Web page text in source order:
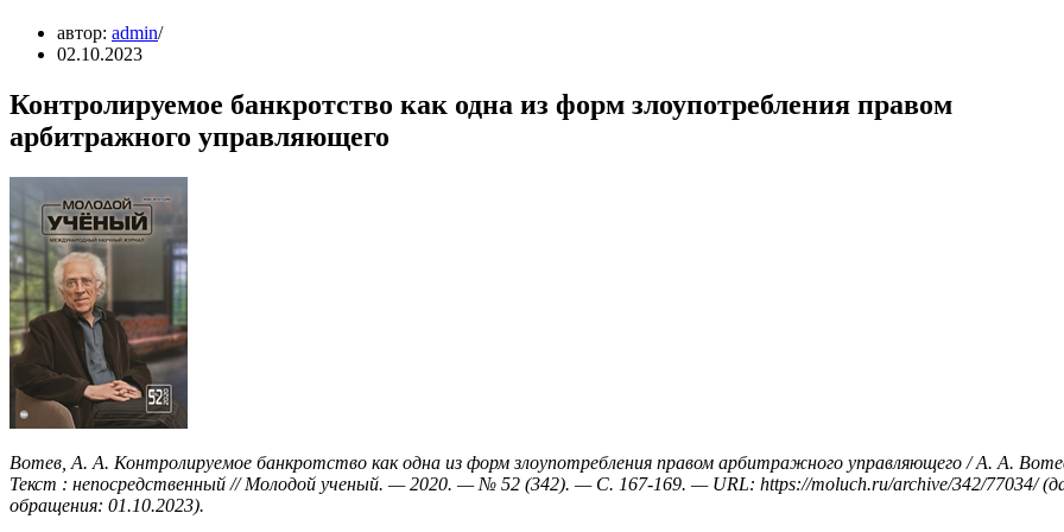
автор: admin
02.10.2023
Контролируемое банкротство как одна из форм злоупотребления правом
арбитражного управляющего
Вотев, А. А. Контролируемое банкротство как одна из форм злоупотребления правом арбитражного управляющего / А. А.
Текст : непосредственный // Молодой ученый. — 2020. — № 52 (342). — С. 167-169. — URL: https://moluch.ru/archive/342/77034/
обращения: 01.10.2023).